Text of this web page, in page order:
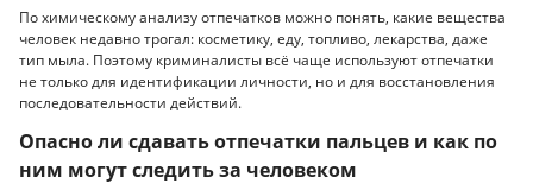
По химическому анализу отпечатков можно понять, какие вещества
человек недавно трогал: косметику, еду, топливо, лекарства, даже
тип мыла. Поэтому криминалисты всё чаще используют отпечатки
не только для идентификации личности, но и для восстановления
последовательности действий.
Опасно ли сдавать отпечатки пальцев и как по
ним могут следить за человеком